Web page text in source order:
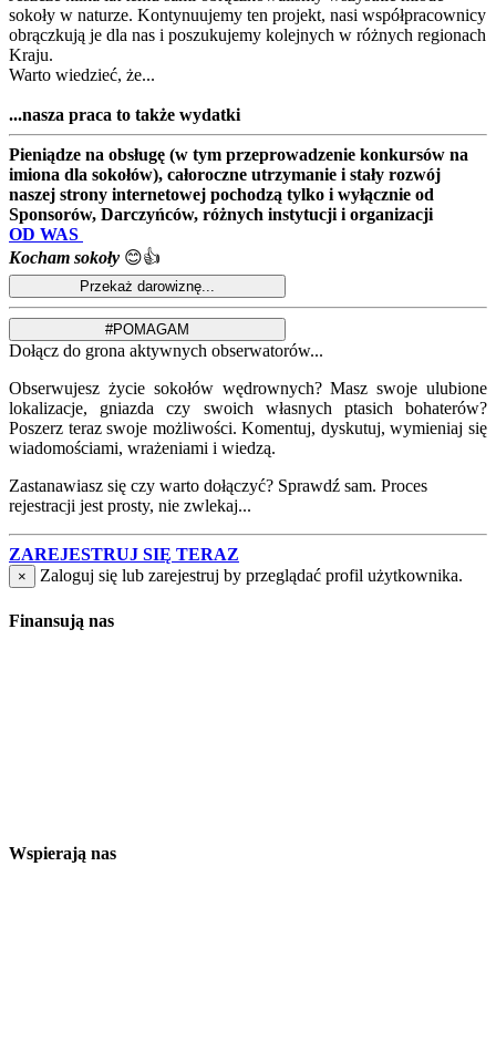
sokoły w naturze. Kontynuujemy ten projekt, nasi współpracownicy
obrączkują je dla nas i poszukujemy kolejnych w różnych regionach
Kraju.
Warto wiedzieć, że...
...nasza praca to także wydatki
Pieniądze na obsługę (w tym przeprowadzenie konkursów na
imiona dla sokołów), całoroczne utrzymanie i stały rozwój
naszej strony internetowej pochodzą tylko i wyłącznie od
Sponsorów, Darczyńców, różnych instytucji i organizacji
OD WAS
Kocham sokoły 😊👍
Dołącz do grona aktywnych obserwatorów...
Obserwujesz życie sokołów wędrownych? Masz swoje ulubione
lokalizacje, gniazda czy swoich własnych ptasich bohaterów?
Poszerz teraz swoje możliwości. Komentuj, dyskutuj, wymieniaj się
wiadomościami, wrażeniami i wiedzą.
Zastanawiasz się czy warto dołączyć? Sprawdź sam. Proces
rejestracji jest prosty, nie zwlekaj...
ZAREJESTRUJ SIĘ TERAZ
× Zaloguj się lub zarejestruj by przeglądać profil użytkownika.
Finansują nas
Wspierają nas